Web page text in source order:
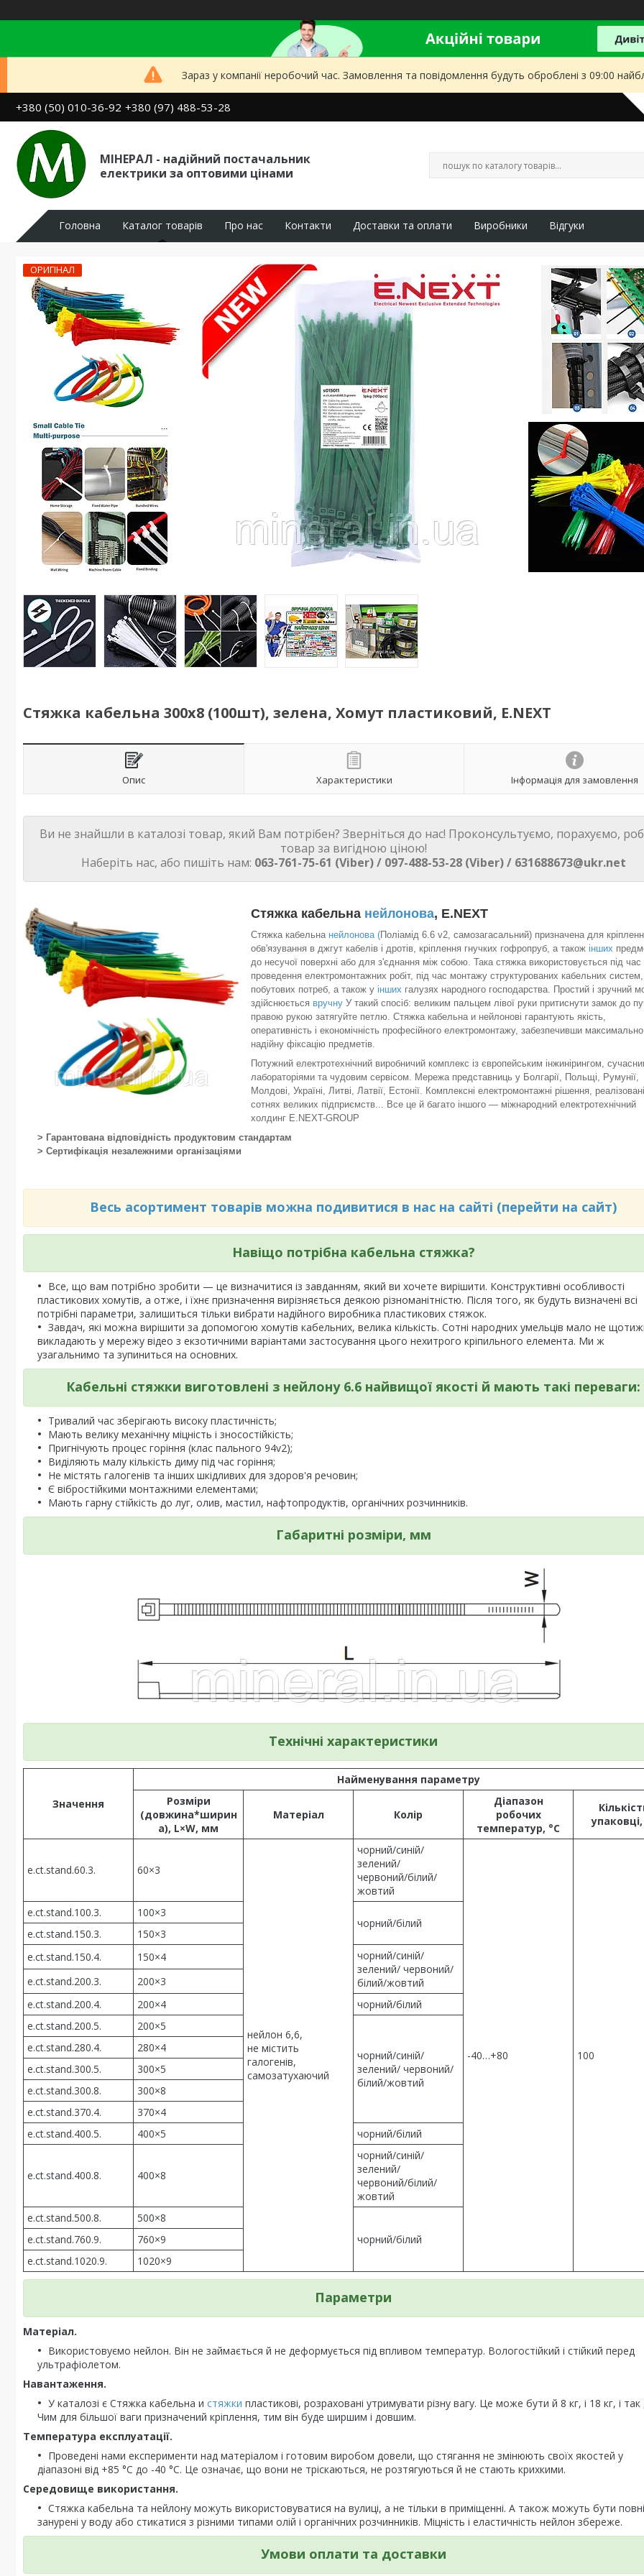
Зараз у компанії неробочий час. Замовлення та повідомлення будуть оброблені з 09:00
+380 (50) 010-36-92 +380 (97) 488-53-28
МІНЕРАЛ - надійний постачальник
електрики за оптовими цінами
Головна Каталог товарів Про нас Контакти Доставки та оплати Виробники Відгуки
ОРИГІНАЛ
Стяжка кабельна 300х8 (100шт), зелена, Хомут пластиковий, E.NEXT
Опис Характеристики Інформація для замовлення
Ви не знайшли в каталозі товар, який Вам потрібен? Зверніться до нас! Проконсультуємо, порахуємо,
товар за вигідною ціною!
Наберіть нас, або пишіть нам: 063-761-75-61 (Viber) / 097-488-53-28 (Viber) / 631688673@ukr.net
Стяжка кабельна нейлонова, E.NEXT
Стяжка кабельна нейлонова (Поліамід 6.6 v2, самозагасальний) призначена для
обв'язування в джгут кабелів і дротів, кріплення гнучких гофропруб, а також інших
до несучої поверхні або для з'єднання між собою. Така стяжка використовується під час
проведення електромонтажних робіт, під час монтажу структурованих кабельних
побутових потреб, а також у інших галузях народного господарства. Простий і зручний
здійснюється вручну У такий спосіб: великим пальцем лівої руки притиснути замок до
правою рукою затягуйте петлю. Стяжка кабельна и нейлонові гарантують якість,
оперативність і економічність професійного електромонтажу, забезпечивши максимально
надійну фіксацію предметів.
Потужний електротехнічний виробничий комплекс із європейським інжинірингом,
лабораторіями та чудовим сервісом. Мережа представниць у Болгарії, Польщі, Румунії,
Молдові, Україні, Литві, Латвії, Естонії. Комплексні електромонтажні рішення,
сотнях великих підприємств... Все це й багато іншого — міжнародний електротехнічний
холдинг E.NEXT-GROUP
> Гарантована відповідність продуктовим стандартам
> Сертифікація незалежними організаціями
Весь асортимент товарів можна подивитися в нас на сайті (перейти на сайт)
Навіщо потрібна кабельна стяжка?
Все, що вам потрібно зробити — це визначитися із завданням, який ви хочете вирішити. Конструктивні особливості
пластикових хомутів, а отже, і їхнє призначення вирізняється деякою різноманітністю. Після того, як будуть визначені всі
потрібні параметри, залишиться тільки вибрати надійного виробника пластикових стяжок.
Завдач, які можна вирішити за допомогою хомутів кабельних, велика кількість. Сотні народних умельців мало не
викладають у мережу відео з екзотичними варіантами застосування цього нехитрого кріпильного елемента. Ми ж
узагальнимо та зупиниться на основних.
Кабельні стяжки виготовлені з нейлону 6.6 найвищої якості й мають такі переваги:
Тривалий час зберігають високу пластичність;
Мають велику механічну міцність і зносостійкість;
Пригнічують процес горіння (клас пального 94v2);
Виділяють малу кількість диму під час горіння;
Не містять галогенів та інших шкідливих для здоров'я речовин;
Є вібростійкими монтажними елементами;
Мають гарну стійкість до луг, олив, мастил, нафтопродуктів, органічних розчинників.
Габаритні розміри, мм
Технічні характеристики
Значення
Найменування параметру
Розміри
(довжина*ширин
а), L×W, мм
Матеріал Колір
Діапазон
робочих
температур, °С
e.ct.stand.60.3. 60×3
нейлон 6,6,
не містить
галогенів,
самозатухаючий
чорний/синій/
зелений/
червоний/білий/
жовтий
-40…+80 100
e.ct.stand.100.3. 100×3
чорний/білий
e.ct.stand.150.3.
150×3
e.ct.stand.150.4.
150×4
чорний/синій/
зелений/ червоний/
білий/жовтий
e.ct.stand.200.3.
200×3
e.ct.stand.200.4.
200×4
чорний/білий
e.ct.stand.200.5.
200×5
чорний/синій/
зелений/ червоний/
білий/жовтий
e.ct.stand.280.4.
280×4
e.ct.stand.300.5.
300×5
e.ct.stand.300.8.
300×8
e.ct.stand.370.4.
370×4
e.ct.stand.400.5.
400×5 чорний/білий
e.ct.stand.400.8. 400×8
чорний/синій/
зелений/
червоний/білий/
жовтий
e.ct.stand.500.8.
500×8
чорний/білий
e.ct.stand.760.9.
760×9
e.ct.stand.1020.9.
1020×9
Параметри
Матеріал.
Використовуємо нейлон. Він не займається й не деформується під впливом температур. Вологостійкий і стійкий перед
ультрафіолетом.
Навантаження.
У каталозі є Стяжка кабельна и стяжки пластикові, розраховані утримувати різну вагу. Це може бути й 8 кг, і 18 кг, і так
Чим для більшої ваги призначений кріплення, тим він буде ширшим і довшим.
Температура експлуатації.
Проведені нами експерименти над матеріалом і готовим виробом довели, що стягання не змінюють своїх якостей у
діапазоні від +85 °C до -40 °C. Це означає, що вони не тріскаються, не розтягуються й не стають крихкими.
Середовище використання.
Стяжка кабельна та нейлону можуть використовуватися на вулиці, а не тільки в приміщенні. А також можуть бути
занурені у воду або стикатися з різними типами олій і органічних розчинників. Міцність і еластичність нейлон збереже.
Умови оплати та доставки